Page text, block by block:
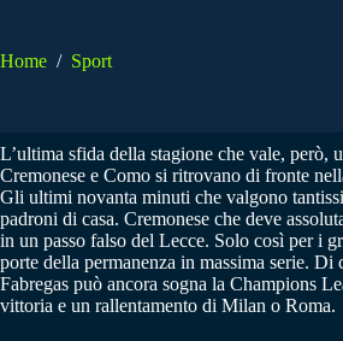
Home / Sport
L’ultima sfida della stagione che vale, però,
Cremonese e Como si ritrovano di fronte
Gli ultimi novanta minuti che valgono
padroni di casa. Cremonese che deve
in un passo falso del Lecce. Solo così per i
porte della permanenza in massima serie. Di
Fabregas può ancora sogna la Champions
vittoria e un rallentamento di Milan o Roma.